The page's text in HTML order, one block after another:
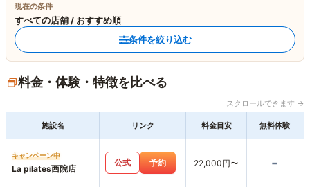
現在の条件
すべての店舗 / おすすめ順
条件を絞り込む
料金・体験・特徴を比べる
スクロールできます →
施設名 リンク 料金目安 無料体験
キャンペーン中
La pilates西院店
公式 予約 22,000円〜 -